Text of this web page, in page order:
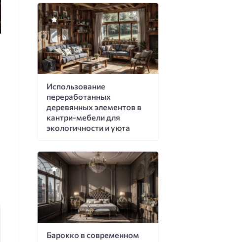
Использование
переработанных
деревянных элементов в
кантри-мебели для
экологичности и уюта
Барокко в современном